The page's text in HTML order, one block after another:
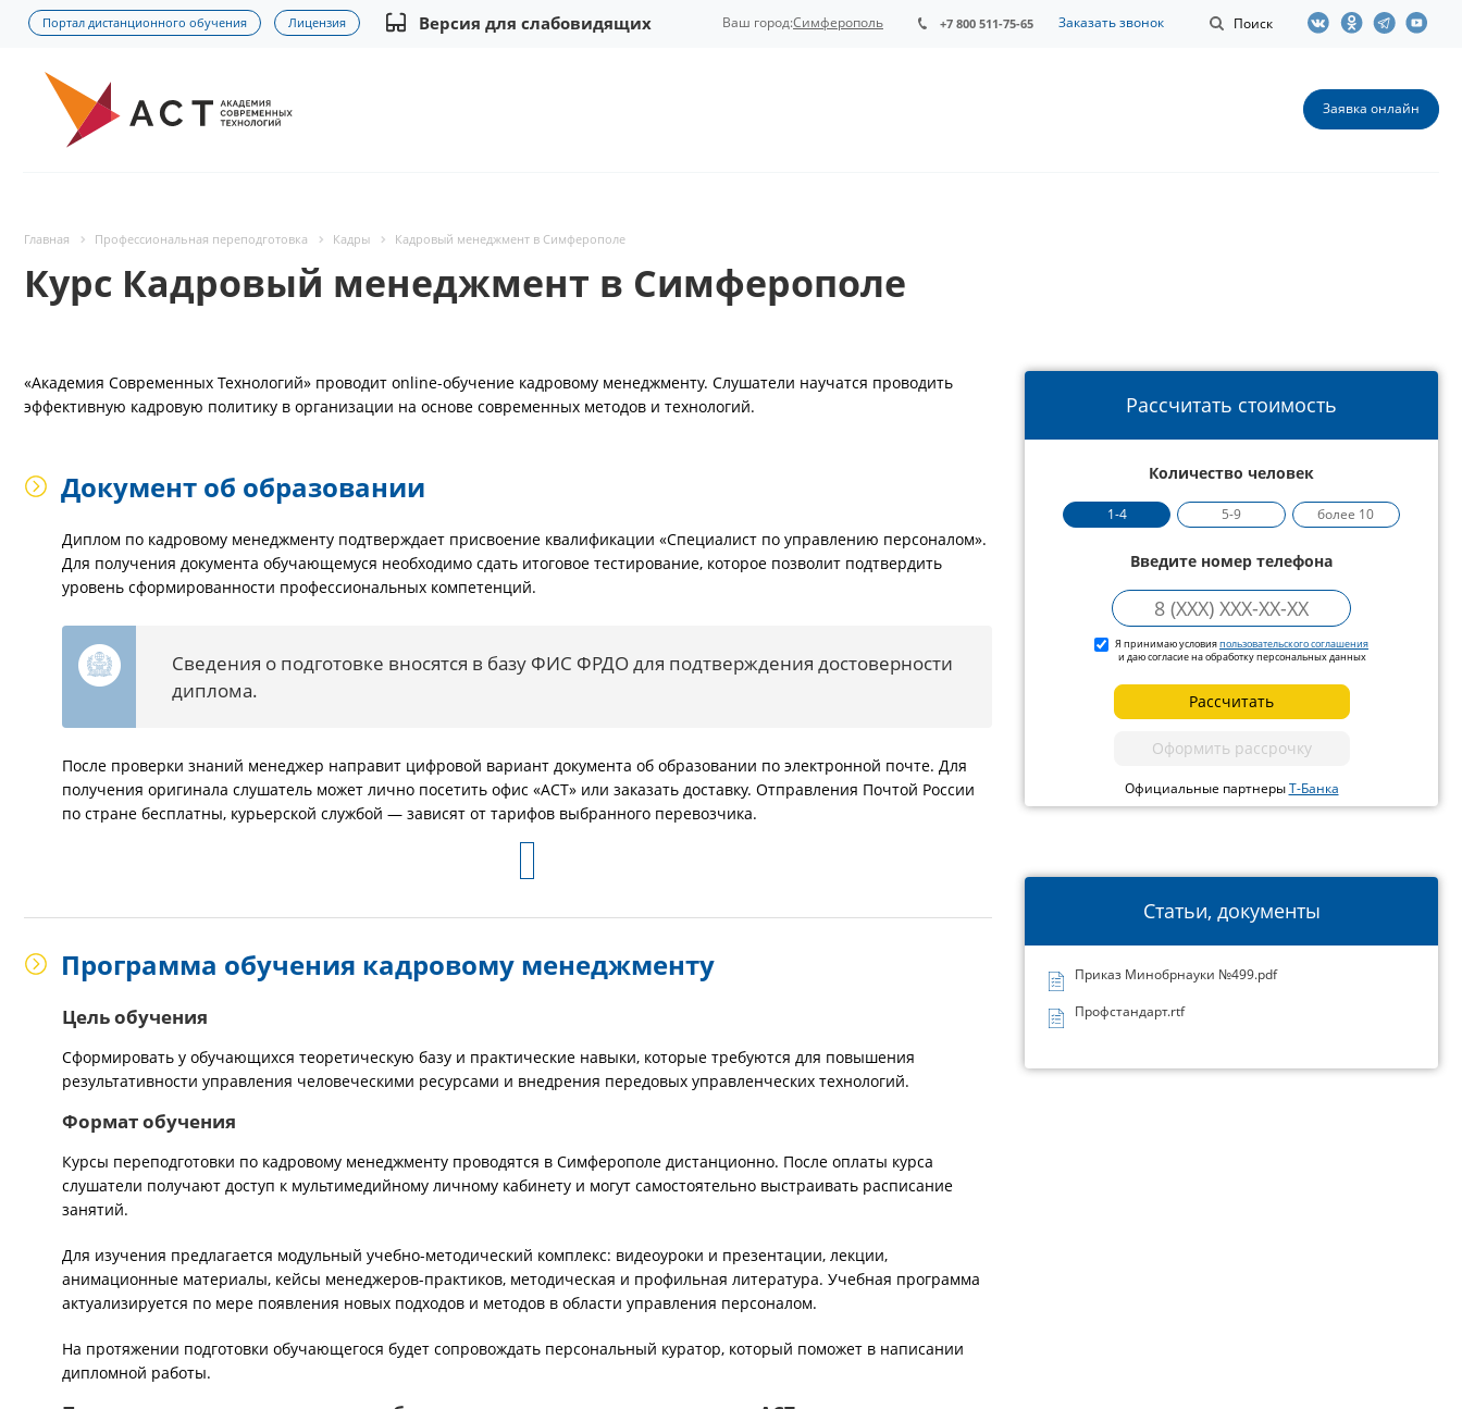
Портал дистанционного обучения Лицензия Версия для слабовидящих Поиск
+7 800 511-75-65 Заказать звонок
Ваш город:Симферополь
Заявка онлайн
Главная Профессиональная переподготовка Кадры Кадровый менеджмент в Симферополе
Курс Кадровый менеджмент в Симферополе
Рассчитать стоимость
Количество человек
1-4 5-9 более 10
Введите номер телефона
Я принимаю условияпользовательского соглашения
и даю согласие на обработку персональных данных
Рассчитать
Оформить рассрочку
Официальные партнерыТ-Банка
Статьи, документы
Приказ Минобрнауки №499.pdf
Профстандарт.rtf
«Академия Современных Технологий» проводит online-обучение кадровому менеджменту. Слушатели научатся проводить
эффективную кадровую политику в организации на основе современных методов и технологий.
Документ об образовании
Диплом по кадровому менеджменту подтверждает присвоение квалификации «Специалист по управлению персоналом».
Для получения документа обучающемуся необходимо сдать итоговое тестирование, которое позволит подтвердить
уровень сформированности профессиональных компетенций.
Сведения о подготовке вносятся в базу ФИС ФРДО для подтверждения достоверности
диплома.
После проверки знаний менеджер направит цифровой вариант документа об образовании по электронной почте. Для
получения оригинала слушатель может лично посетить офис «АСТ» или заказать доставку. Отправления Почтой России
по стране бесплатны, курьерской службой — зависят от тарифов выбранного перевозчика.
Программа обучения кадровому менеджменту
Цель обучения
Сформировать у обучающихся теоретическую базу и практические навыки, которые требуются для повышения
результативности управления человеческими ресурсами и внедрения передовых управленческих технологий.
Формат обучения
Курсы переподготовки по кадровому менеджменту проводятся в Симферополе дистанционно. После оплаты курса
слушатели получают доступ к мультимедийному личному кабинету и могут самостоятельно выстраивать расписание
занятий.
Для изучения предлагается модульный учебно-методический комплекс: видеоуроки и презентации, лекции,
анимационные материалы, кейсы менеджеров-практиков, методическая и профильная литература. Учебная программа
актуализируется по мере появления новых подходов и методов в области управления персоналом.
На протяжении подготовки обучающегося будет сопровождать персональный куратор, который поможет в написании
дипломной работы.